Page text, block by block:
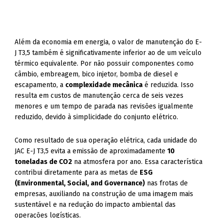
Além da economia em energia, o valor de manutenção do E-
J T3,5 também é significativamente inferior ao de um veículo
térmico equivalente. Por não possuir componentes como
câmbio, embreagem, bico injetor, bomba de diesel e
escapamento, a complexidade mecânica é reduzida. Isso
resulta em custos de manutenção cerca de seis vezes
menores e um tempo de parada nas revisões igualmente
reduzido, devido à simplicidade do conjunto elétrico.
Como resultado de sua operação elétrica, cada unidade do
JAC E-J T3,5 evita a emissão de aproximadamente10
toneladas de CO2 na atmosfera por ano. Essa característica
contribui diretamente para as metas de ESG
(Environmental, Social, and Governance) nas frotas de
empresas, auxiliando na construção de uma imagem mais
sustentável e na redução do impacto ambiental das
operações logísticas.